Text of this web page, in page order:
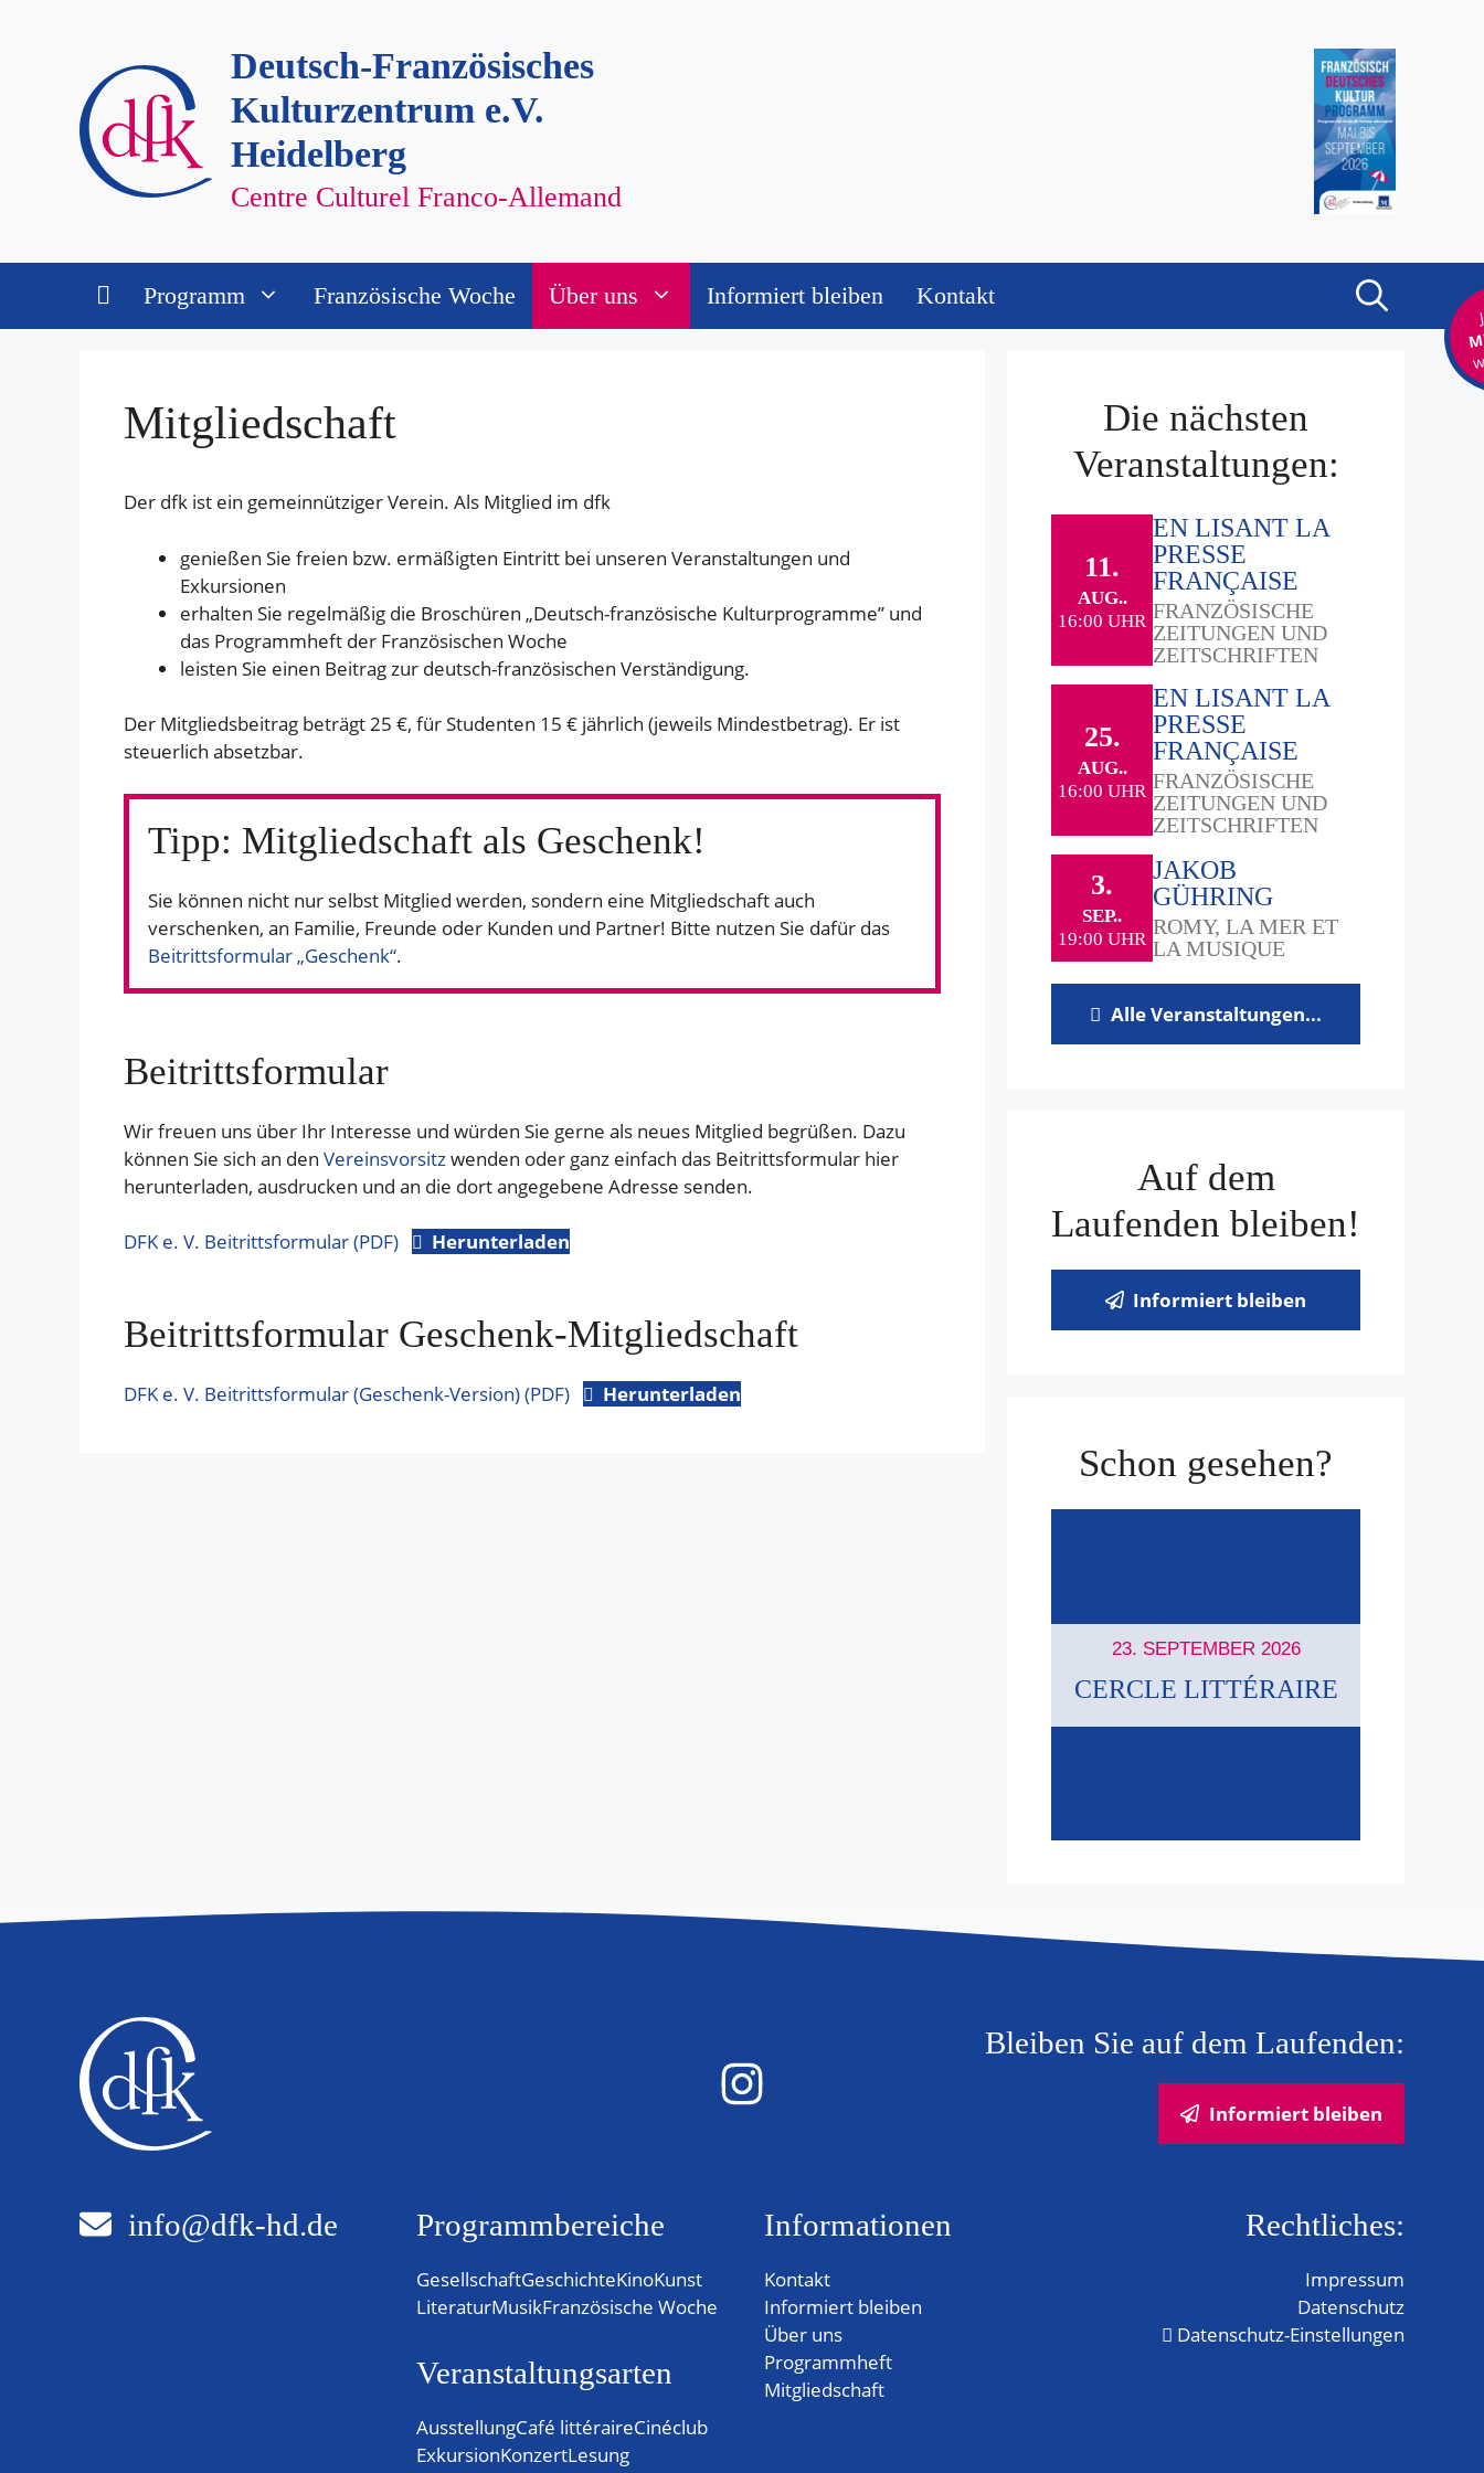
Deutsch-Französisches
Kulturzentrum e.V.
Heidelberg
Centre Culturel Franco-Allemand
Programm Französische Woche Über uns Informiert bleiben Kontakt
Mitgliedschaft
Der dfk ist ein gemeinnütziger Verein. Als Mitglied im dfk
genießen Sie freien bzw. ermäßigten Eintritt bei unseren Veranstaltungen und
Exkursionen
erhalten Sie regelmäßig die Broschüren „Deutsch-französische Kulturprogramme” und
das Programmheft der Französischen Woche
leisten Sie einen Beitrag zur deutsch-französischen Verständigung.
Der Mitgliedsbeitrag beträgt 25 €, für Studenten 15 € jährlich (jeweils Mindestbetrag). Er ist
steuerlich absetzbar.
Tipp: Mitgliedschaft als Geschenk!
Sie können nicht nur selbst Mitglied werden, sondern eine Mitgliedschaft auch
verschenken, an Familie, Freunde oder Kunden und Partner! Bitte nutzen Sie dafür das
Beitrittsformular „Geschenk“.
Beitrittsformular
Wir freuen uns über Ihr Interesse und würden Sie gerne als neues Mitglied begrüßen. Dazu
können Sie sich an den Vereinsvorsitzwenden oder ganz einfach das Beitrittsformular hier
herunterladen, ausdrucken und an die dort angegebene Adresse senden.
DFK e. V. Beitrittsformular (PDF) Herunterladen
Beitrittsformular Geschenk-Mitgliedschaft
DFK e. V. Beitrittsformular (Geschenk-Version) (PDF) Herunterladen
Die nächsten
Veranstaltungen:
11.
AUG..
16:00 UHR
EN LISANT LA
PRESSE
FRANÇAISE
FRANZÖSISCHE
ZEITUNGEN UND
ZEITSCHRIFTEN
25.
AUG..
16:00 UHR
EN LISANT LA
PRESSE
FRANÇAISE
FRANZÖSISCHE
ZEITUNGEN UND
ZEITSCHRIFTEN
3.
SEP..
19:00 UHR
JAKOB
GÜHRING
ROMY, LA MER ET
LA MUSIQUE
Alle Veranstaltungen...
Auf dem
Laufenden bleiben!
Informiert bleiben
Schon gesehen?
23. SEPTEMBER 2026
CERCLE LITTÉRAIRE
Bleiben Sie auf dem Laufenden:
Informiert bleiben
info@dfk-hd.de Programmbereiche
GesellschaftGeschichteKinoKunst
LiteraturMusikFranzösische Woche
Veranstaltungsarten
AusstellungCafé littéraireCinéclub
ExkursionKonzertLesung
Informationen
Kontakt
Informiert bleiben
Über uns
Programmheft
Mitgliedschaft
Rechtliches:
Impressum
Datenschutz
Datenschutz-Einstellungen